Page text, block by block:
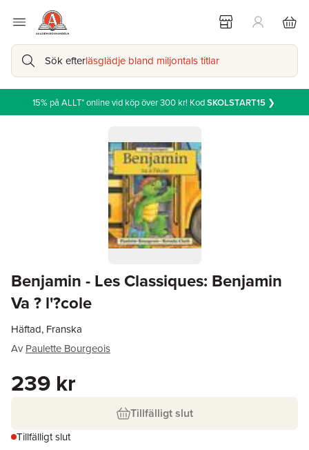
Sök efterläsglädje bland miljontals titlar
15% på ALLT* online vid köp över 300 kr! KodSKOLSTART15❯
Benjamin - Les Classiques: Benjamin
Va ? l'?cole
Häftad, Franska
Av Paulette Bourgeois
239 kr
Tillfälligt slut
Tillfälligt slut